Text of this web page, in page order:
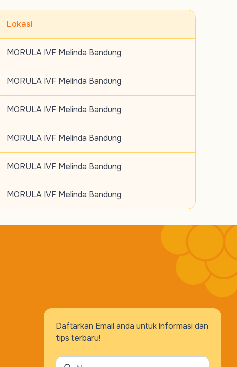
Lokasi
MORULA IVF Melinda Bandung
MORULA IVF Melinda Bandung
MORULA IVF Melinda Bandung
MORULA IVF Melinda Bandung
MORULA IVF Melinda Bandung
MORULA IVF Melinda Bandung
Daftarkan Email anda untuk informasi dan
tips terbaru!